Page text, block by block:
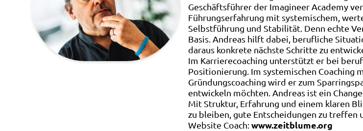
Geschäftsführer der Imagineer Academy
Führungserfahrung mit systemischem,
Selbstführung und Stabilität. Denn echte
Basis. Andreas hilft dabei, berufliche
daraus konkrete nächste Schritte zu
Im Karrierecoaching unterstützt er bei
Positionierung. Im systemischen Coaching
Gründungscoaching wird er zum
entwickeln möchten. Andreas ist ein
Mit Struktur, Erfahrung und einem klaren
zu bleiben, gute Entscheidungen zu treffen
Website Coach:www.zeitblume.org